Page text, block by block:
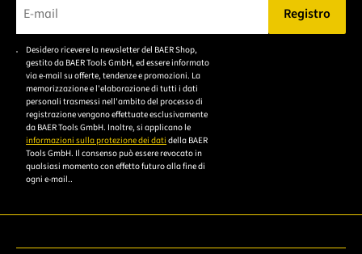
Bitte geben Sie eine gültige E-Mail-Adresse ein.
Registro
Desidero ricevere la newsletter del BAER Shop,
gestito da BAER Tools GmbH, ed essere informato
via e-mail su offerte, tendenze e promozioni. La
memorizzazione e l'elaborazione di tutti i dati
personali trasmessi nell'ambito del processo di
registrazione vengono effettuate esclusivamente
da BAER Tools GmbH. Inoltre, si applicano le
informazioni sulla protezione dei dati della BAER
Tools GmbH. Il consenso può essere revocato in
qualsiasi momento con effetto futuro alla fine di
ogni e-mail..